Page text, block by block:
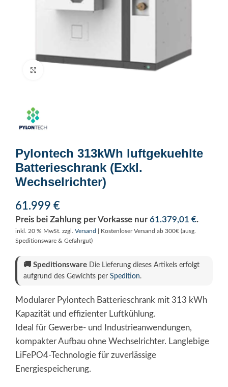
Pylontech 313kWh luftgekuehlte
Batterieschrank (Exkl.
Wechselrichter)
61.999 €
Preis bei Zahlung per Vorkasse nur61.379,01 €.
inkl. 20 % MwSt. zzgl. Versand
| Kostenloser Versand ab 300€ (ausg.
Speditionsware & Gefahrgut)
🚚 Speditionsware Die Lieferung dieses Artikels erfolgt
aufgrund des Gewichts per Spedition.
Modularer Pylontech Batterieschrank mit 313 kWh
Kapazität und effizienter Luftkühlung.
Ideal für Gewerbe- und Industrieanwendungen,
kompakter Aufbau ohne Wechselrichter. Langlebige
LiFePO4-Technologie für zuverlässige
Energiespeicherung.